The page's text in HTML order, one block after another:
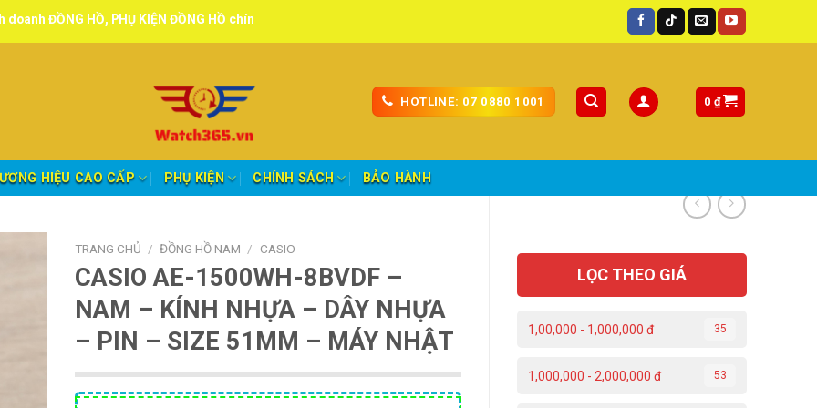
HỒ, PHỤ KIỆN ĐỒNG HỒ chính hãng, tuyển đại lý, CTV giao hàng toàn quốc.
HOTLINE: 07 0880 1001 0 ₫
HIỆU CAO CẤP PHỤ KIỆN CHÍNH SÁCH BẢO HÀNH
LỌC THEO GIÁ
1,00,000 - 1,000,000 đ 35
1,000,000 - 2,000,000 đ 53
TRANG CHỦ / ĐỒNG HỒ NAM / CASIO
CASIO AE-1500WH-8BVDF –
NAM – KÍNH NHỰA – DÂY NHỰA
– PIN – SIZE 51MM – MÁY NHẬT